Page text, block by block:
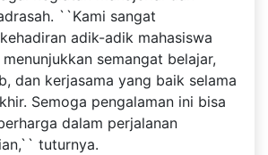
``Kami sangat
adik-adik mahasiswa
semangat belajar,
dan kerjasama yang baik selama
Semoga pengalaman ini bisa
dalam perjalanan
tuturnya.